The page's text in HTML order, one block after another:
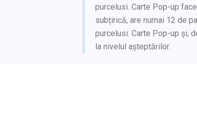
purcelusi. Carte Pop-up
subțirică, are numai 12 de
purcelusi. Carte Pop-up și,
la nivelul așteptărilor.